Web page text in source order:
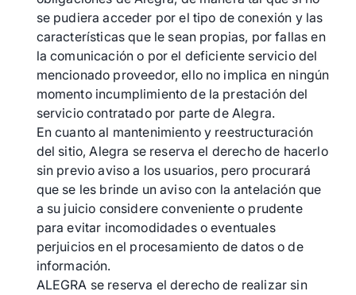
se pudiera acceder por el tipo de conexión y las
características que le sean propias, por fallas en
la comunicación o por el deficiente servicio del
mencionado proveedor, ello no implica en ningún
momento incumplimiento de la prestación del
servicio contratado por parte de Alegra.
En cuanto al mantenimiento y reestructuración
del sitio, Alegra se reserva el derecho de hacerlo
sin previo aviso a los usuarios, pero procurará
que se les brinde un aviso con la antelación que
a su juicio considere conveniente o prudente
para evitar incomodidades o eventuales
perjuicios en el procesamiento de datos o de
información.
ALEGRA se reserva el derecho de realizar sin